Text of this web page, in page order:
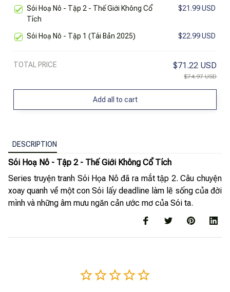
Khóa The Fool + 1 Postcard
Sói Hoạ Nô - Tập 2 - Thế Giới Không Cổ
Tích
$21.99 USD
Sói Hoạ Nô - Tập 1 (Tái Bản 2025) $22.99 USD
TOTAL PRICE $71.22 USD
$74.97 USD
Add all to cart
DESCRIPTION
Sói Hoạ Nô - Tập 2 - Thế Giới Không Cổ Tích
Series truyện tranh Sói Họa Nô đã ra mắt tập 2. Câu chuyện
xoay quanh về một con Sói lấy deadline làm lẽ sống của đời
mình và những âm mưu ngăn cản ước mơ của Sói ta.